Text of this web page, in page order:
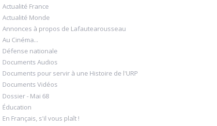
Actualité France
Actualité Monde
Annonces à propos de Lafautearousseau
Au Cinéma...
Défense nationale
Documents Audios
Documents pour servir à une Histoire de l'URP
Documents Vidéos
Dossier - Mai 68
Éducation
En Français, s'il vous plaît !